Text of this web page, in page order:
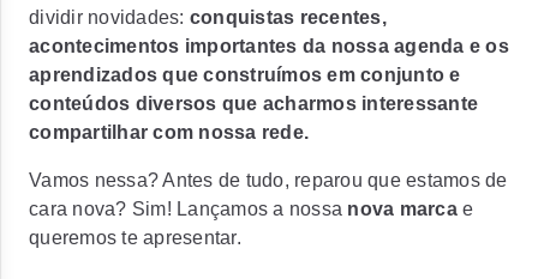
dividir novidades: conquistas recentes,
acontecimentos importantes da nossa agenda e os
aprendizados que construímos em conjunto e
conteúdos diversos que acharmos interessante
compartilhar com nossa rede.
Vamos nessa? Antes de tudo, reparou que estamos de
cara nova? Sim! Lançamos a nossa nova marcae
queremos te apresentar.